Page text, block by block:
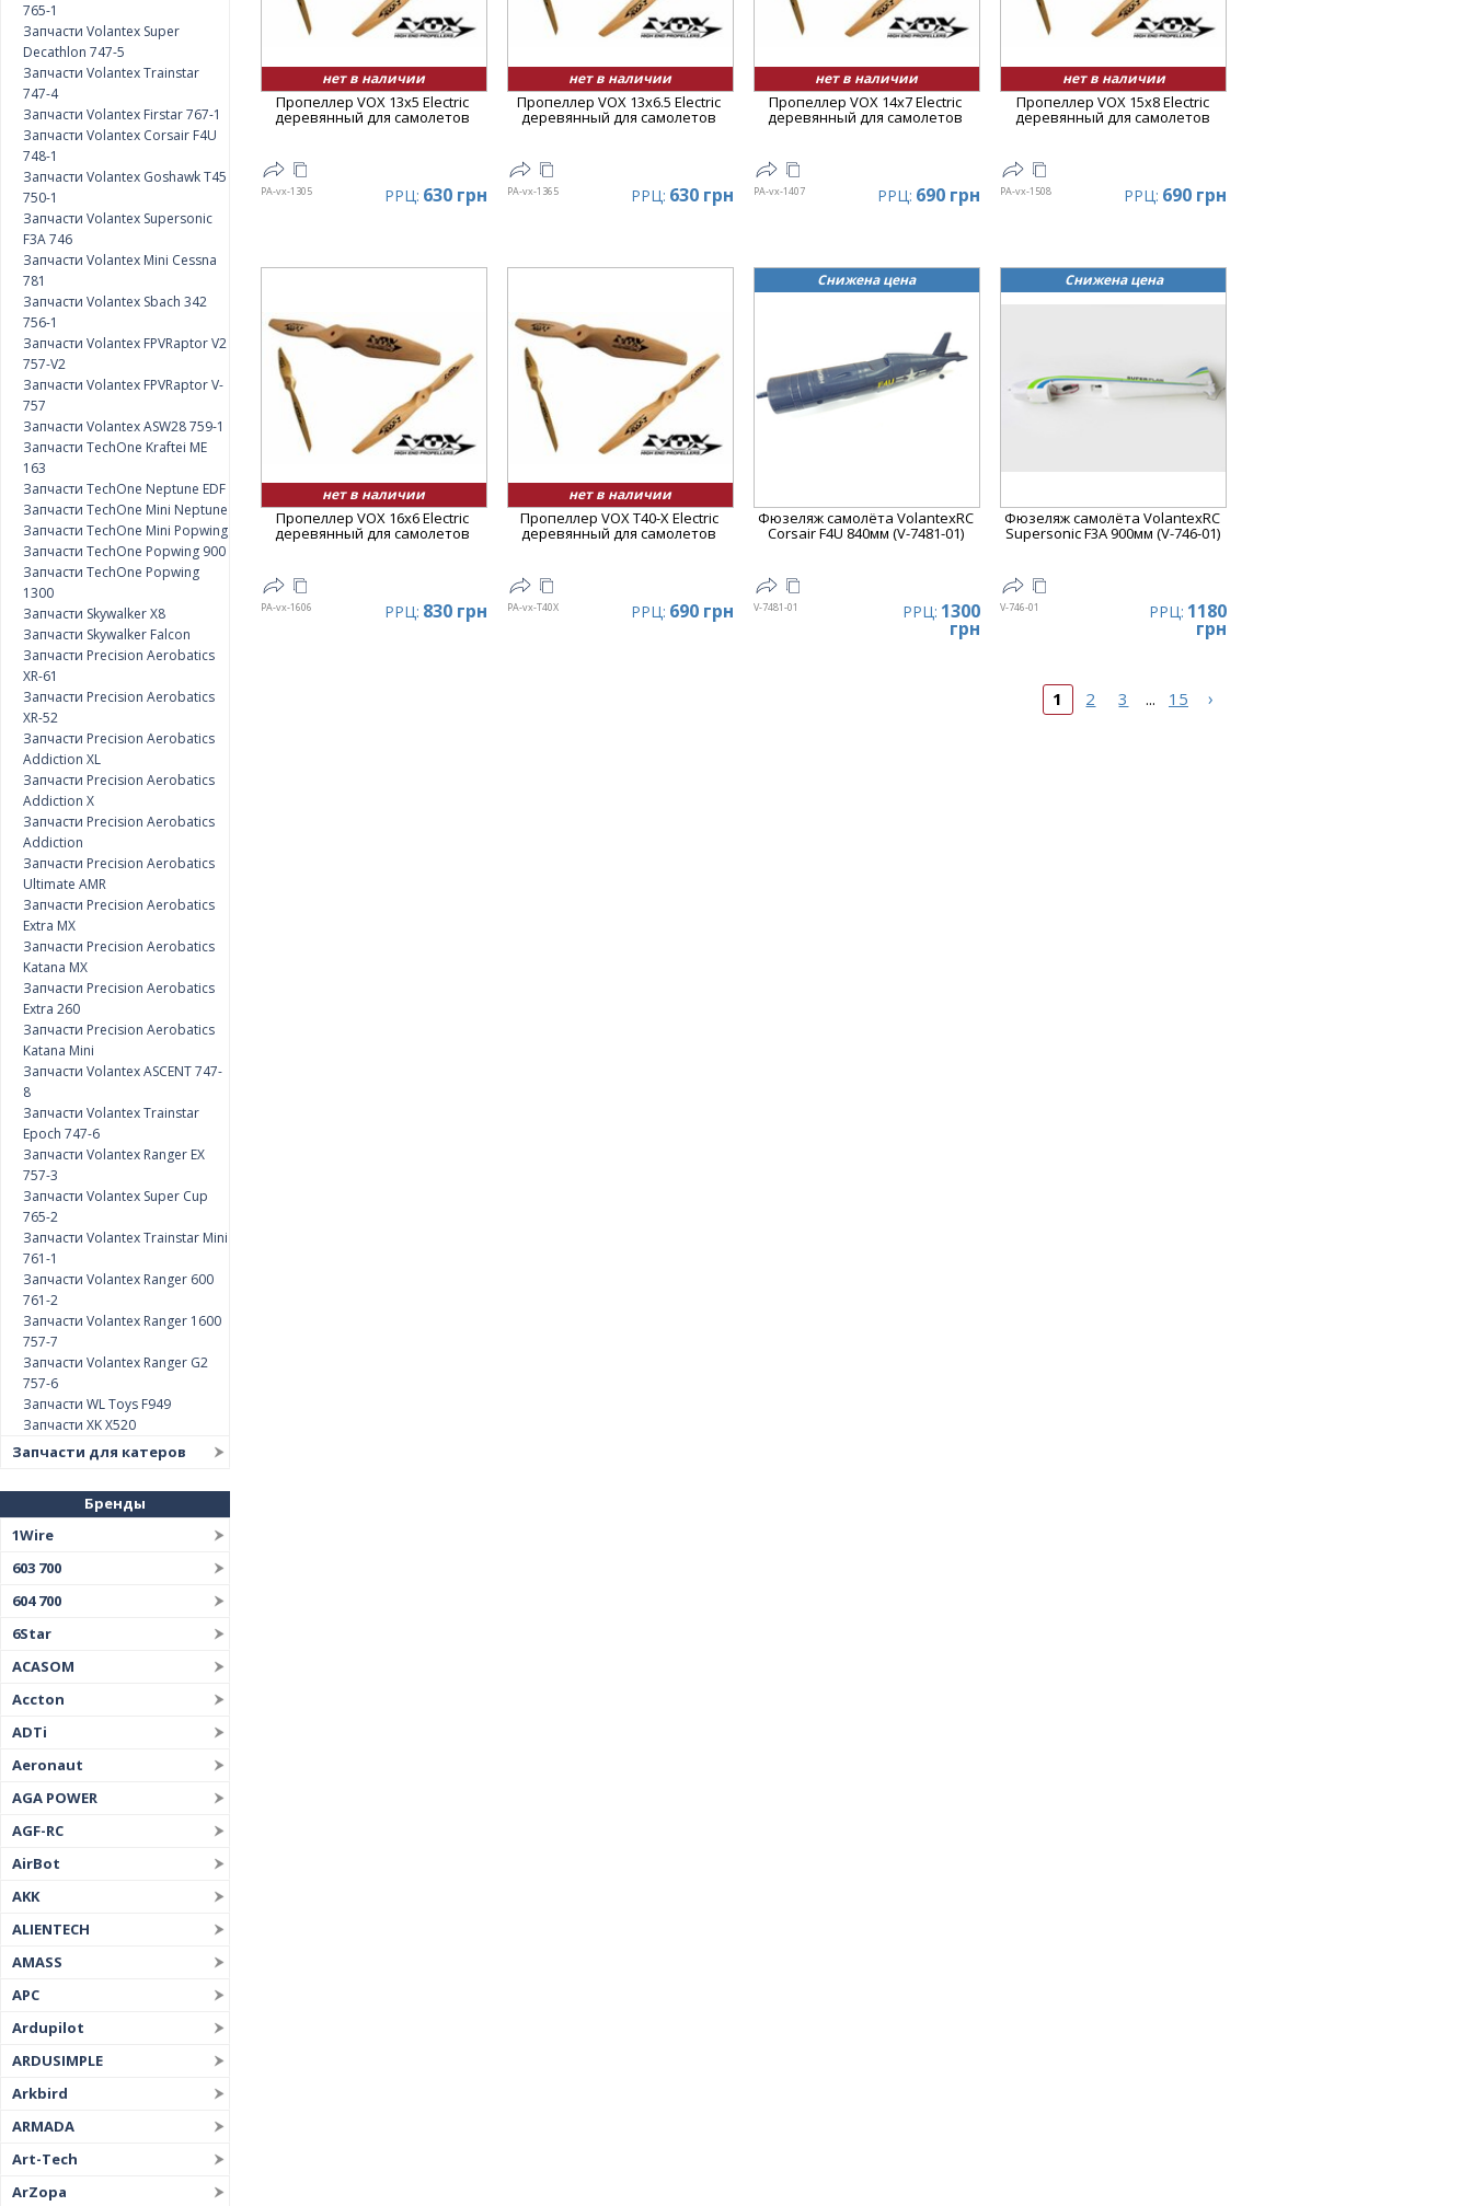
765-1
Запчасти Volantex Super
Decathlon 747-5
Запчасти Volantex Trainstar
747-4
Запчасти Volantex Firstar 767-1
Запчасти Volantex Corsair F4U
748-1
Запчасти Volantex Goshawk T45
750-1
Запчасти Volantex Supersonic
F3A 746
Запчасти Volantex Mini Cessna
781
Запчасти Volantex Sbach 342
756-1
Запчасти Volantex FPVRaptor V2
757-V2
Запчасти Volantex FPVRaptor V-
757
Запчасти Volantex ASW28 759-1
Запчасти TechOne Kraftei ME
163
Запчасти TechOne Neptune EDF
Запчасти TechOne Mini Neptune
Запчасти TechOne Mini Popwing
Запчасти TechOne Popwing 900
Запчасти TechOne Popwing
1300
Запчасти Skywalker X8
Запчасти Skywalker Falcon
Запчасти Precision Aerobatics
XR-61
Запчасти Precision Aerobatics
XR-52
Запчасти Precision Aerobatics
Addiction XL
Запчасти Precision Aerobatics
Addiction X
Запчасти Precision Aerobatics
Addiction
Запчасти Precision Aerobatics
Ultimate AMR
Запчасти Precision Aerobatics
Extra MX
Запчасти Precision Aerobatics
Katana MX
Запчасти Precision Aerobatics
Extra 260
Запчасти Precision Aerobatics
Katana Mini
Запчасти Volantex ASCENT 747-
8
Запчасти Volantex Trainstar
Epoch 747-6
Запчасти Volantex Ranger EX
757-3
Запчасти Volantex Super Cup
765-2
Запчасти Volantex Trainstar Mini
761-1
Запчасти Volantex Ranger 600
761-2
Запчасти Volantex Ranger 1600
757-7
Запчасти Volantex Ranger G2
757-6
Запчасти WL Toys F949
Запчасти XK X520
Запчасти для катеров
Бренды
1Wire
603 700
604 700
6Star
ACASOM
Accton
ADTi
Aeronaut
AGA POWER
AGF-RC
AirBot
AKK
ALIENTECH
AMASS
APC
Ardupilot
ARDUSIMPLE
Arkbird
ARMADA
Art-Tech
ArZopa
нет в наличии
Пропеллер VOX 13x5 Electric
деревянный для самолетов
PA-vx-1305 РРЦ: 630 грн
нет в наличии
Пропеллер VOX 13x6.5 Electric
деревянный для самолетов
PA-vx-1365 РРЦ: 630 грн
нет в наличии
Пропеллер VOX 14x7 Electric
деревянный для самолетов
PA-vx-1407 РРЦ: 690 грн
нет в наличии
Пропеллер VOX 15x8 Electric
деревянный для самолетов
PA-vx-1508 РРЦ: 690 грн
нет в наличии
Пропеллер VOX 16x6 Electric
деревянный для самолетов
PA-vx-1606 РРЦ: 830 грн
нет в наличии
Пропеллер VOX T40-X Electric
деревянный для самолетов
PA-vx-T40X РРЦ: 690 грн
Снижена цена
Фюзеляж самолёта VolantexRC
Corsair F4U 840мм (V-7481-01)
V-7481-01 РРЦ: 1300
грн
Снижена цена
Фюзеляж самолёта VolantexRC
Supersonic F3A 900мм (V-746-01)
V-746-01 РРЦ: 1180
грн
1 2 3 ... 15 ›